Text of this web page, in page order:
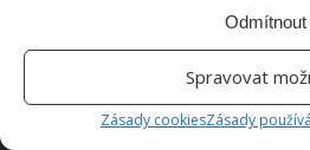
Odmítnout
Spravovat
Zásady cookiesZásady
Absolvent
velkým
možné najít